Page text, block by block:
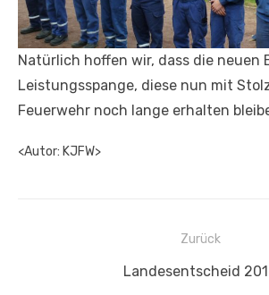
Natürlich hoffen wir, dass die neuen
Leistungsspange, diese nun mit
Feuerwehr noch lange erhalten
<Autor: KJFW>
Beitragsnavigation
Zurück
Vorheriger
Landesentscheid